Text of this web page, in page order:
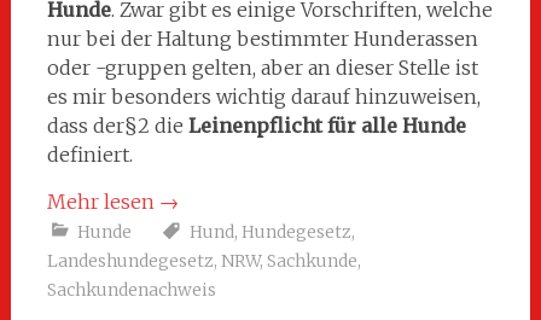
Hunde. Zwar gibt es einige Vorschriften, welche
nur bei der Haltung bestimmter Hunderassen
oder -gruppen gelten, aber an dieser Stelle ist
es mir besonders wichtig darauf hinzuweisen,
dass der§2 die Leinenpflicht für alle Hunde
definiert.
Mehr lesen →
Hunde Hund, Hundegesetz,
Landeshundegesetz, NRW, Sachkunde,
Sachkundenachweis